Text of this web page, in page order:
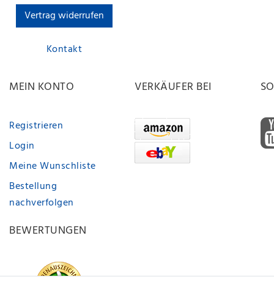
Vertrag widerrufen
Kontakt
MEIN KONTO
Registrieren
Login
Meine Wunschliste
Bestellung
nachverfolgen
VERKÄUFER BEI
BEWERTUNGEN